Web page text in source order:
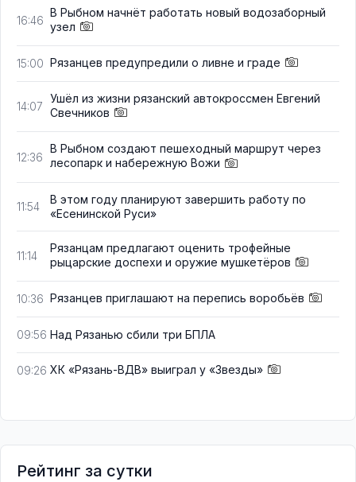
16:46
В Рыбном начнёт работать новый водозаборный
узел
15:00 Рязанцев предупредили о ливне и граде
14:07
Ушёл из жизни рязанский автокроссмен Евгений
Свечников
12:36
В Рыбном создают пешеходный маршрут через
лесопарк и набережную Вожи
11:54
В этом году планируют завершить работу по
«Есенинской Руси»
11:14
Рязанцам предлагают оценить трофейные
рыцарские доспехи и оружие мушкетёров
10:36 Рязанцев приглашают на перепись воробьёв
09:56 Над Рязанью сбили три БПЛА
09:26 ХК «Рязань-ВДВ» выиграл у «Звезды»
Рейтинг за сутки